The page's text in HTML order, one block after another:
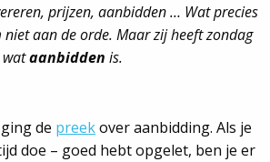
prijzen, aanbidden … Wat precies
niet aan de orde. Maar zij heeft zondag
wataanbidden is.
de preekover aanbidding. Als je
doe – goed hebt opgelet, ben je er